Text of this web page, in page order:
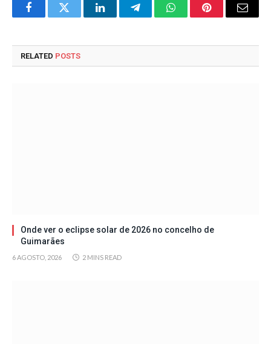
FacebookTwitter LinkedInTelegramWhatsAppPinterestEmail
RELATED POSTS
Onde ver o eclipse solar de 2026 no concelho de
Guimarães
6 AGOSTO, 2026 2 MINS READ